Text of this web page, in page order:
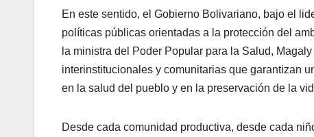
En este sentido, el Gobierno Bolivariano, bajo el
políticas públicas orientadas a la protección del
la ministra del Poder Popular para la Salud,
interinstitucionales y comunitarias que garantizan
en la salud del pueblo y en la preservación de la
Desde cada comunidad productiva, desde cada